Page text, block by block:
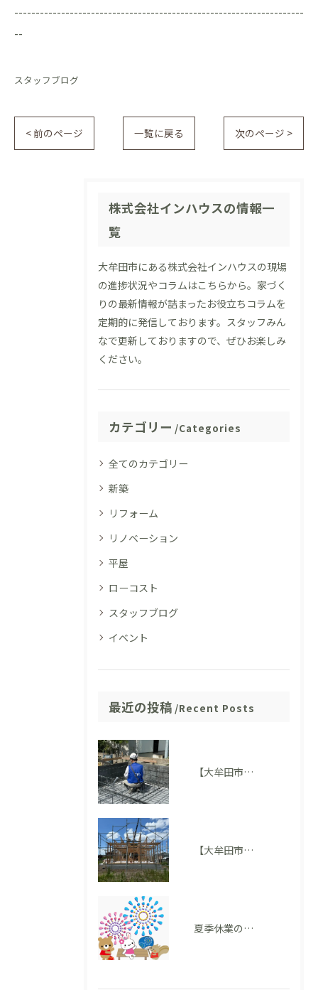
--------------------------------------------------------------------
--
スタッフブログ
< 前のページ 一覧に戻る 次のページ >
株式会社インハウスの情報一
覧
大牟田市にある株式会社インハウスの現場
の進捗状況やコラムはこちらから。家づく
りの最新情報が詰まったお役立ちコラムを
定期的に発信しております。スタッフみん
なで更新しておりますので、ぜひお楽しみ
ください。
カテゴリー Categories
全てのカテゴリー
新築
リフォーム
リノベーション
平屋
ローコスト
スタッフブログ
イベント
最近の投稿 Recent Posts
【大牟田市M様邸】配筋検査に適合しました。完成後には見えない部分も大切にしています
【大牟田市 T様邸】上棟を迎えました！いよいよ住まいの形が見えてきました
夏季休業のお知らせ